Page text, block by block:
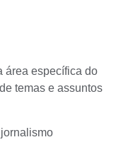
área específica do
temas e assuntos
jornalismo